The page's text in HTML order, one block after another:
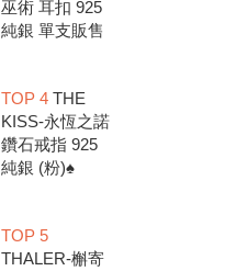
巫術 耳扣 925
純銀 單支販售
TOP 4THE
KISS-永恆之諾
鑽石戒指 925
純銀 (粉)♠
TOP 5
THALER-槲寄